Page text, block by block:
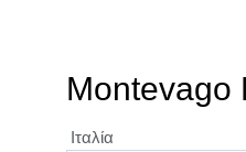
Montevago
Ιταλία